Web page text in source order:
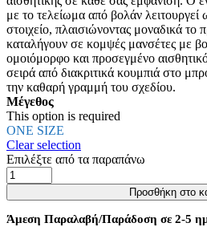
στη
σελίδα
του
προϊόντος
με το τελείωμα από βολάν λειτουργεί
στοιχείο, πλαισιώνοντας μοναδικά
καταλήγουν σε κομψές μανσέτες με
ομοιόμορφο και προσεγμένο
σειρά από διακριτικά κουμπιά στο
την καθαρή γραμμή του σχεδίου.
Μέγεθος
This option is required
ONE SIZE
Clear selection
Επιλέξτε από τα παραπάνω
ΠΟΥΚΑΜΙΣΟ
ΜΕ
ΜΕΓΑΛΟ
ΓΙΑΚΑ
Προσθήκη στο
Άμεση Παραλαβή/Παράδοση σε 2-5